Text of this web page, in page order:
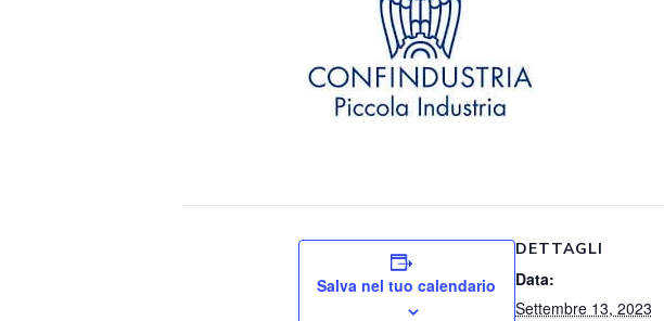
Salva nel tuo calendario
DETTAGLI
Data:
Settembre 13, 2023